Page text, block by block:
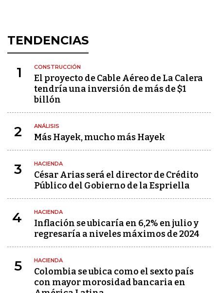
TENDENCIAS
1 CONSTRUCCIÓN
El proyecto de Cable Aéreo de La Calera
tendría una inversión de más de $1
billón
2 ANÁLISIS
Más Hayek, mucho más Hayek
3 HACIENDA
César Arias será el director de Crédito
Público del Gobierno de la Espriella
4 HACIENDA
Inflación se ubicaría en 6,2% en julio y
regresaría a niveles máximos de 2024
5 HACIENDA
Colombia se ubica como el sexto país
con mayor morosidad bancaria en